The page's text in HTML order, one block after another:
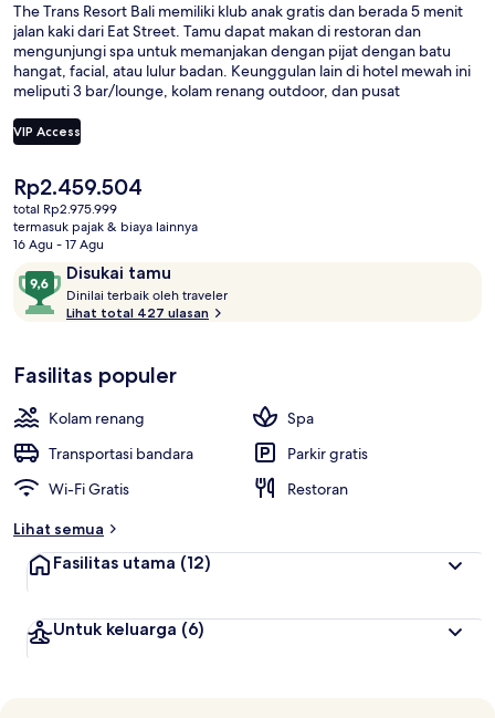
The Trans Resort Bali memiliki klub anak gratis dan berada 5 menit
jalan kaki dari Eat Street. Tamu dapat makan di restoran dan
mengunjungi spa untuk memanjakan dengan pijat dengan batu
hangat, facial, atau lulur badan. Keunggulan lain di hotel mewah ini
meliputi 3 bar/lounge, kolam renang outdoor, dan pusat
VIP Access
Harga
saat
ini
Rp2.459.504
Rp2.459.504
total Rp2.975.999
termasuk pajak & biaya lainnya
16 Agu - 17 Agu
Ulasan Disukai tamu
9,6
dari
10,
tamu
Dinilai terbaik oleh traveler
i
Lihat total 427 ulasan
Fasilitas populer
Kolam renang
Spa
Transportasi bandara
Parkir gratis
Wi-Fi Gratis
Restoran
Lihat semua
Fasilitas utama (12)
Untuk keluarga (6)